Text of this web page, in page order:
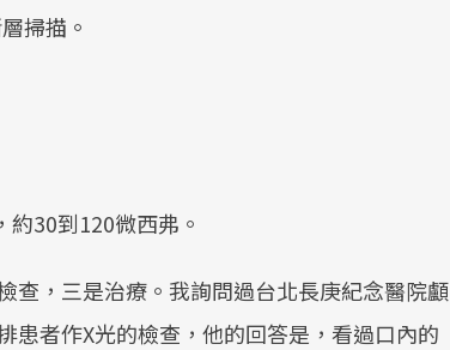
掃描。
30到120微西弗。
查，三是治療。我詢問過台北長庚紀念醫院顱
患者作X光的檢查，他的回答是，看過口內的